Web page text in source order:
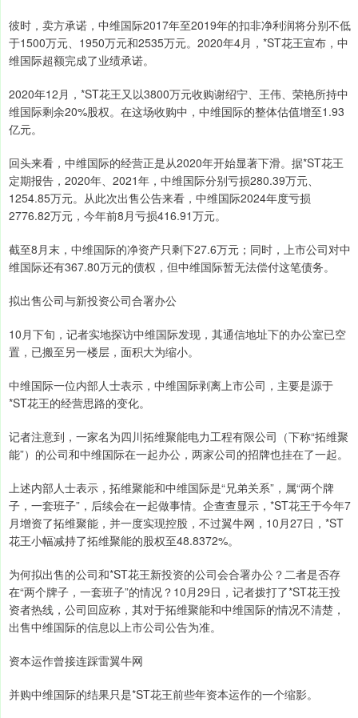
彼时，卖方承诺，中维国际2017年至2019年的扣非净利润将分别不低
于1500万元、1950万元和2535万元。2020年4月，*ST花王宣布，中
维国际超额完成了业绩承诺。
2020年12月，*ST花王又以3800万元收购谢绍宁、王伟、荣艳所持中
维国际剩余20%股权。在这场收购中，中维国际的整体估值增至1.93
亿元。
回头来看，中维国际的经营正是从2020年开始显著下滑。据*ST花王
定期报告，2020年、2021年，中维国际分别亏损280.39万元、
1254.85万元。从此次出售公告来看，中维国际2024年度亏损
2776.82万元，今年前8月亏损416.91万元。
截至8月末，中维国际的净资产只剩下27.6万元；同时，上市公司对中
维国际还有367.80万元的债权，但中维国际暂无法偿付这笔债务。
拟出售公司与新投资公司合署办公
10月下旬，记者实地探访中维国际发现，其通信地址下的办公室已空
置，已搬至另一楼层，面积大为缩小。
中维国际一位内部人士表示，中维国际剥离上市公司，主要是源于
*ST花王的经营思路的变化。
记者注意到，一家名为四川拓维聚能电力工程有限公司（下称“拓维聚
能”）的公司和中维国际在一起办公，两家公司的招牌也挂在了一起。
上述内部人士表示，拓维聚能和中维国际是“兄弟关系”，属“两个牌
子，一套班子”，后续会在一起做事情。企查查显示，*ST花王于今年7
月增资了拓维聚能，并一度实现控股，不过翼牛网，10月27日，*ST
花王小幅减持了拓维聚能的股权至48.8372%。
为何拟出售的公司和*ST花王新投资的公司会合署办公？二者是否存
在“两个牌子，一套班子”的情况？10月29日，记者拨打了*ST花王投
资者热线，公司回应称，其对于拓维聚能和中维国际的情况不清楚，
出售中维国际的信息以上市公司公告为准。
资本运作曾接连踩雷翼牛网
并购中维国际的结果只是*ST花王前些年资本运作的一个缩影。